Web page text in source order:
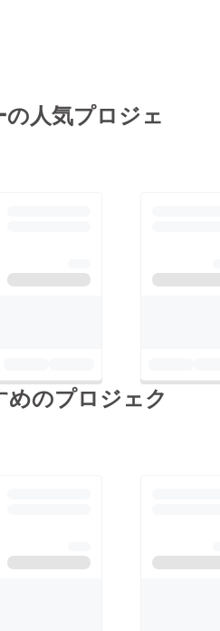
き
い。
りの
人気プロジェ
のプロジェク